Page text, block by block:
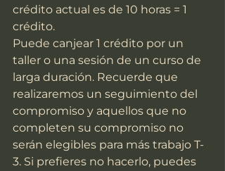
crédito actual es de 10 horas = 1
crédito.
Puede canjear 1 crédito por un
taller o una sesión de un curso de
larga duración. Recuerde que
realizaremos un seguimiento del
compromiso y aquellos que no
completen su compromiso no
serán elegibles para más trabajo T-
3. Si prefieres no hacerlo, puedes